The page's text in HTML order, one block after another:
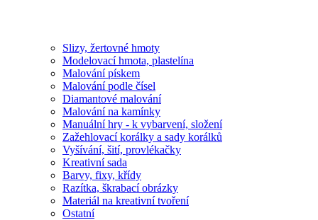
Slizy, žertovné hmoty
Modelovací hmota, plastelína
Malování pískem
Malování podle čísel
Diamantové malování
Malování na kamínky
Manuální hry - k vybarvení, složení
Zažehlovací korálky a sady korálků
Vyšívání, šití, provlékačky
Kreativní sada
Barvy, fixy, křídy
Razítka, škrabací obrázky
Materiál na kreativní tvoření
Ostatní